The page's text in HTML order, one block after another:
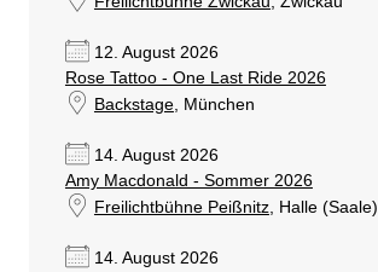
12. August 2026
Rose Tattoo - One Last Ride 2026
Backstage, München
14. August 2026
Amy Macdonald - Sommer 2026
Freilichtbühne Peißnitz, Halle (Saale)
14. August 2026